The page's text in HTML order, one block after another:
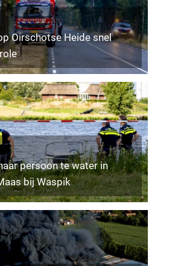
Oirschotse Heide snel
persoon te water in
bij Waspik